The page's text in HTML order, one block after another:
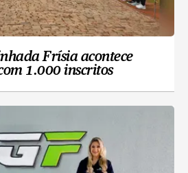
Frísia acontece
1.000 inscritos